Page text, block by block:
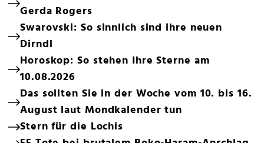
Gerda Rogers
Swarovski: So sinnlich sind ihre neuen
Dirndl
Horoskop: So stehen Ihre Sterne am
10.08.2026
Das sollten Sie in der Woche vom 10. bis 16.
August laut Mondkalender tun
Stern für die Lochis